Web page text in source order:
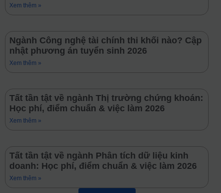
Xem thêm »
Ngành Công nghệ tài chính thi khối nào? Cập
nhật phương án tuyển sinh 2026
Xem thêm »
Tất tần tật về ngành Thị trường chứng khoán:
Học phí, điểm chuẩn & việc làm 2026
Xem thêm »
Tất tần tật về ngành Phân tích dữ liệu kinh
doanh: Học phí, điểm chuẩn & việc làm 2026
Xem thêm »